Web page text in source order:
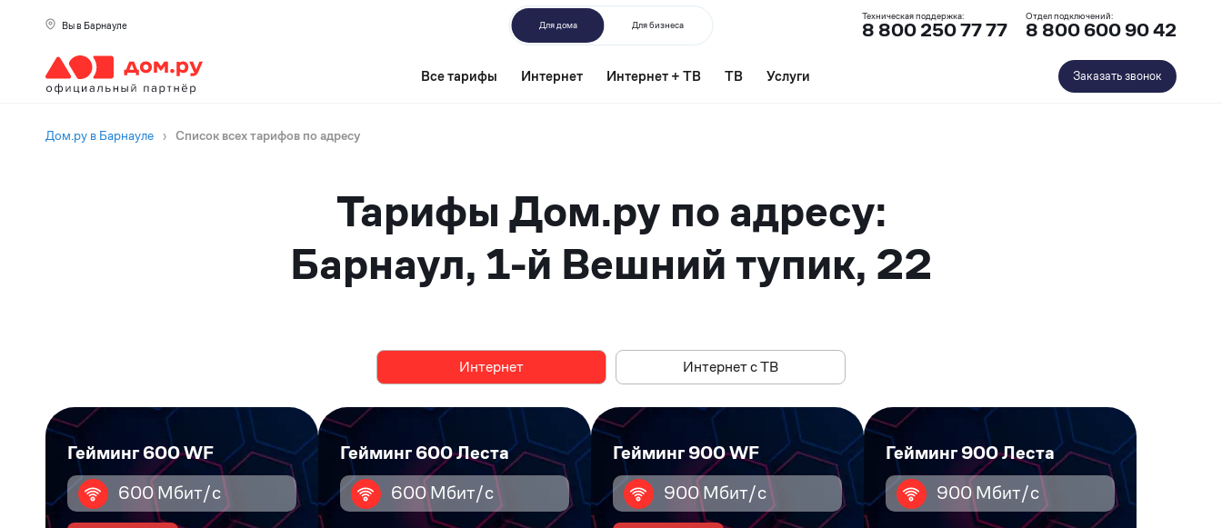
Вы в Барнауле Для дома Для бизнеса
Техническая поддержка:
8 800 250 77 77
Отдел подключений:
8 800 600 90 42
Все тарифы Интернет Интернет + ТВ ТВ Услуги Заказать звонок
Дом.ру в Барнауле › Список всех тарифов по адресу
Тарифы Дом.ру по адресу:
Барнаул, 1-й Вешний тупик, 22
Интернет
Интернет Интернет с ТВ
Гейминг 600 WF
600 Мбит/с
Гейминг 600 Леста
600 Мбит/с
Гейминг 900 WF
900 Мбит/с
Гейминг 900 Леста
900 Мбит/с